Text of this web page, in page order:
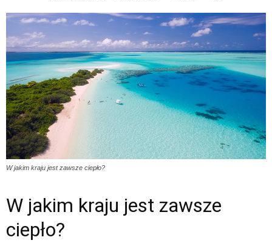
W jakim kraju jest zawsze ciepło?
W jakim kraju jest zawsze
ciepło?